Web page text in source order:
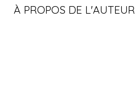
À PROPOS DE L'AUTEUR